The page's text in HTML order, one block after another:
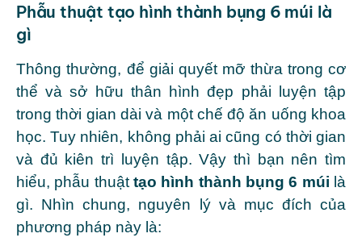
Phẫu thuật tạo hình thành bụng 6 múi là
gì
Thông thường, để giải quyết mỡ thừa trong cơ
thể và sở hữu thân hình đẹp phải luyện tập
trong thời gian dài và một chế độ ăn uống khoa
học. Tuy nhiên, không phải ai cũng có thời gian
và đủ kiên trì luyện tập. Vậy thì bạn nên tìm
hiểu, phẫu thuật tạo hình thành bụng 6 múi là
gì. Nhìn chung, nguyên lý và mục đích của
phương pháp này là: